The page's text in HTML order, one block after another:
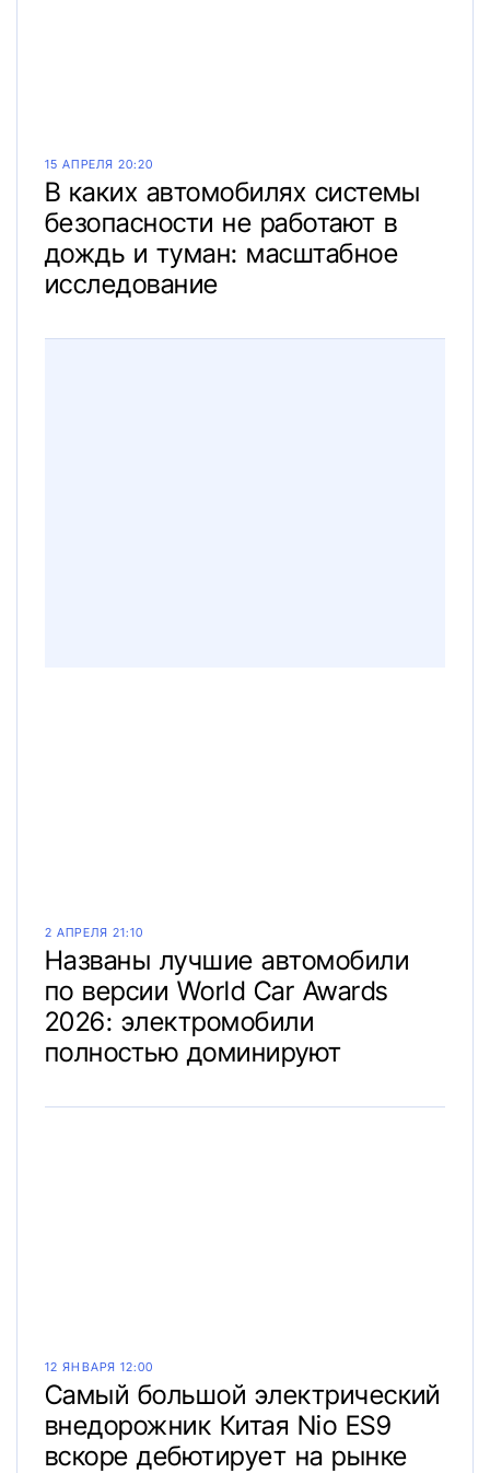
15 АПРЕЛЯ 20:20
В каких автомобилях системы
безопасности не работают в
дождь и туман: масштабное
исследование
2 АПРЕЛЯ 21:10
Названы лучшие автомобили
по версии World Car Awards
2026: электромобили
полностью доминируют
12 ЯНВАРЯ 12:00
Самый большой электрический
внедорожник Китая Nio ES9
вскоре дебютирует на рынке